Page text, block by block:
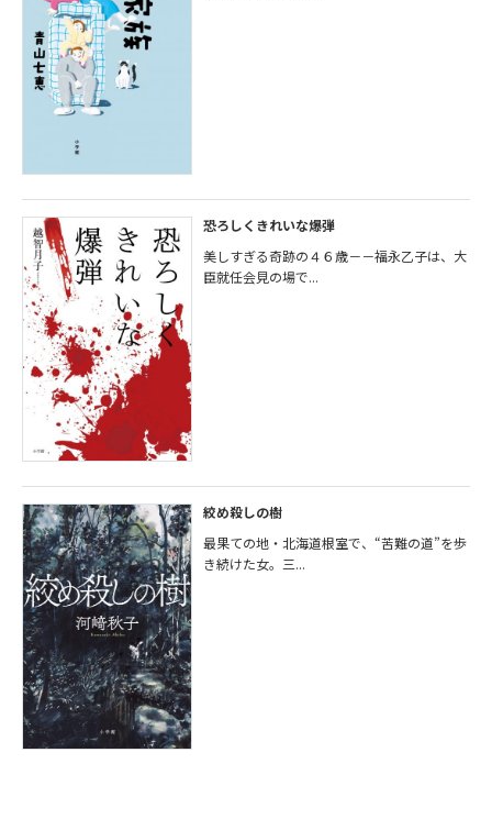
恐ろしくきれいな爆弾
美しすぎる奇跡の４６歳－－福永乙子は、大
臣就任会見の場で...
絞め殺しの樹
最果ての地・北海道根室で、“苦難の道”を歩
き続けた女。三...